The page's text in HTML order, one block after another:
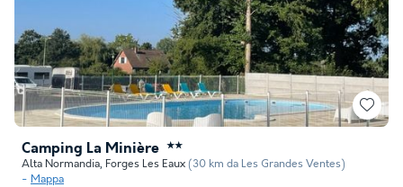
Camping La Minière ★★
Alta Normandia, Forges Les Eaux (30 km da Les Grandes Ventes)
Mappa